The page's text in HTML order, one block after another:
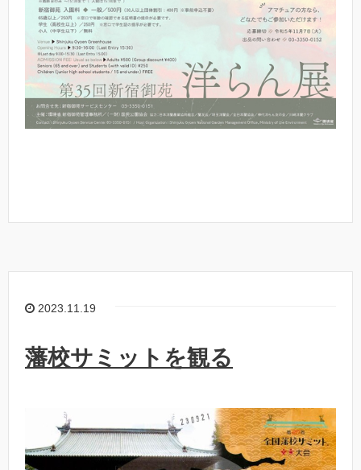
2023.11.19
藩校サミットを観る